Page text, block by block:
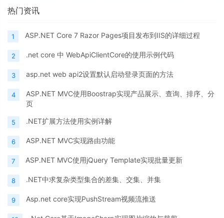
热门资讯
1 ASP.NET Core 7 Razor Pages项目发布到IIS的详细过程
2 .net core 中 WebApiClientCore的使用示例代码
3 asp.net web api2设置默认启动登录页面的方法
4
ASP.NET MVC使用Boostrap实现产品展示、查询、排序、分
页
5 .NET扩展方法使用实例详解
6 ASP.NET MVC实现路由功能
7 ASP.NET MVC使用jQuery Template实现批量更新
8 .NET中求复杂类型集合的差集、交集、并集
9 Asp.net core实现PushStream视频流推送